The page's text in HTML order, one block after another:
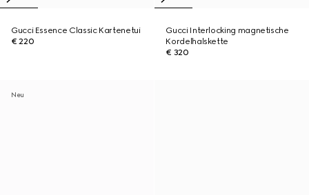
Gucci Essence Classic Kartenetui
€ 220
Gucci Interlocking magnetische
Kordelhalskette
€ 320
Neu